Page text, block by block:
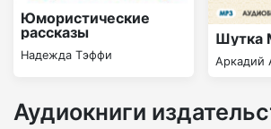
Юмористические
рассказы
Надежда Тэффи
Шутка
Аркадий
Аудиокниги